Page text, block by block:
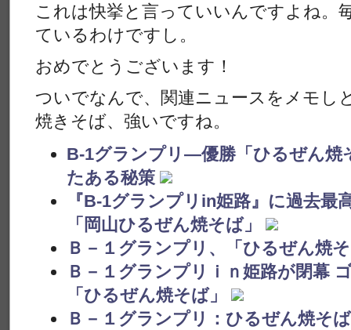
これは快挙と言っていいんですよね。
ているわけですし。
おめでとうございます！
ついでなんで、関連ニュースをメモし
焼きそば、強いですね。
B-1グランプリ―優勝「ひるぜん焼
たある秘策
『B-1グランプリin姫路』に過去最
「岡山ひるぜん焼そば」
Ｂ－１グランプリ、「ひるぜん焼
Ｂ－１グランプリｉｎ姫路が閉幕
「ひるぜん焼そば」
Ｂ－１グランプリ：ひるぜん焼そ